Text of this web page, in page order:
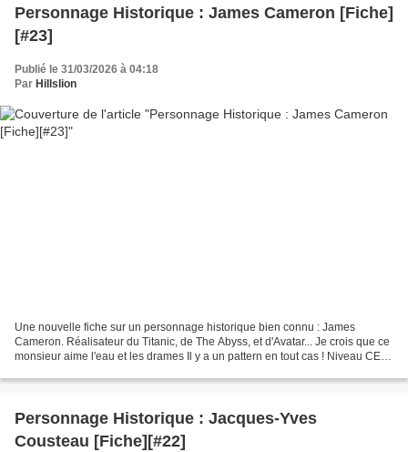
Personnage Historique : James Cameron [Fiche]
[#23]
Publié le 31/03/2026 à 04:18
Par Hillslion
Une nouvelle fiche sur un personnage historique bien connu : James
Cameron. Réalisateur du Titanic, de The Abyss, et d'Avatar... Je crois que ce
monsieur aime l'eau et les drames Il y a un pattern en tout cas ! Niveau CE1
Personnage Historique : Jacques-Yves
Cousteau [Fiche][#22]